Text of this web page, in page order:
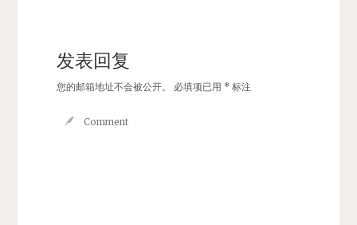
发表回复
您的邮箱地址不会被公开。 必填项已用 *标注